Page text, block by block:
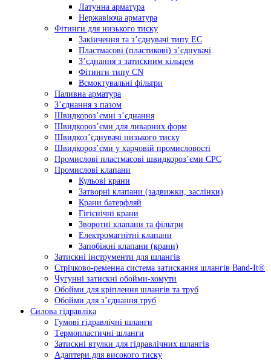
Латунна арматура
Нержавіюча арматура
Фітинги для низького тиску
Закінчення та з’єднувачі типу ЕС
Пластмасові (пластикові) з’єднувачі
З’єднання з затискним кільцем
Фітинги типу CN
Всмоктувальні фільтри
Паливна арматура
З’єднання з пазом
Швидкороз’ємні з’єднання
Швидкороз’єми для ливарних форм
Швидкоз’єднувачі низького тиску
Швидкороз’єми у харчовій промисловості
Промислові пластмасові швидкороз’єми CPC
Промислові клапани
Кульові крани
Затворні клапани (задвижки, заслінки)
Крани батерфляй
Гігієнічні крани
Зворотні клапани та фільтри
Електромагнітні клапани
Запобіжні клапани (крани)
Затискні інструменти для шлангів
Стрічково-ременна система затискання шлангів Band-It®
Чугунні затискні обойми-хомути
Обойми для кріплення шлангів та труб
Обойми для з’єднання труб
Силова гідравліка
Гумові гідравлічні шланги
Tермопластичні шланги
Затискні втулки для гідравлічних шлангів
Aдаптери для високого тиску